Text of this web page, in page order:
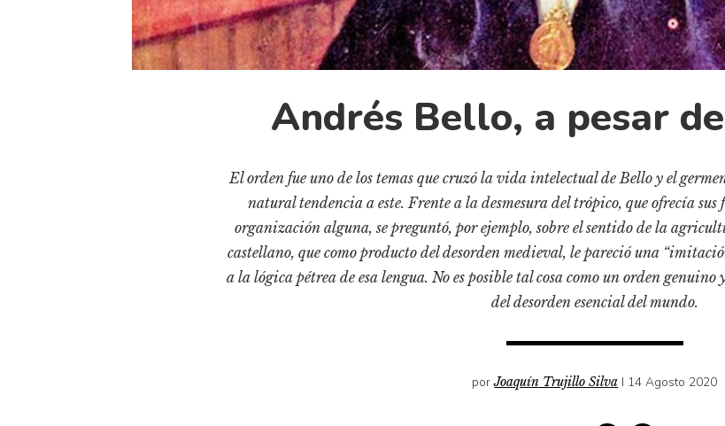
Andrés Bello, a pesar
El orden fue uno de los temas que cruzó la vida intelectual de Bello y el
natural tendencia a este. Frente a la desmesura del trópico, que ofrecía
organización alguna, se preguntó, por ejemplo, sobre el sentido de la
castellano, que como producto del desorden medieval, le pareció una
a la lógica pétrea de esa lengua. No es posible tal cosa como un orden
del desorden esencial del mundo.
porJoaquín Trujillo Silva I 14 Agosto 2020